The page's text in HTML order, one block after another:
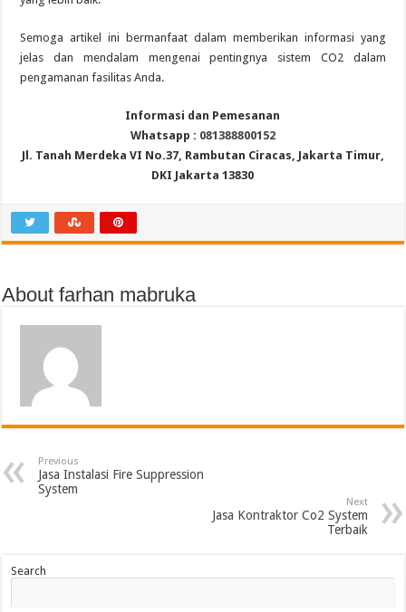
Semoga artikel ini bermanfaat dalam memberikan informasi yang
jelas dan mendalam mengenai pentingnya sistem CO2 dalam
pengamanan fasilitas Anda.
Informasi dan Pemesanan
Whatsapp : 081388800152
Jl. Tanah Merdeka VI No.37, Rambutan Ciracas, Jakarta Timur,
DKI Jakarta 13830
About farhan mabruka
Previous
Jasa Instalasi Fire Suppression
System
Next
Jasa Kontraktor Co2 System
Terbaik
Search